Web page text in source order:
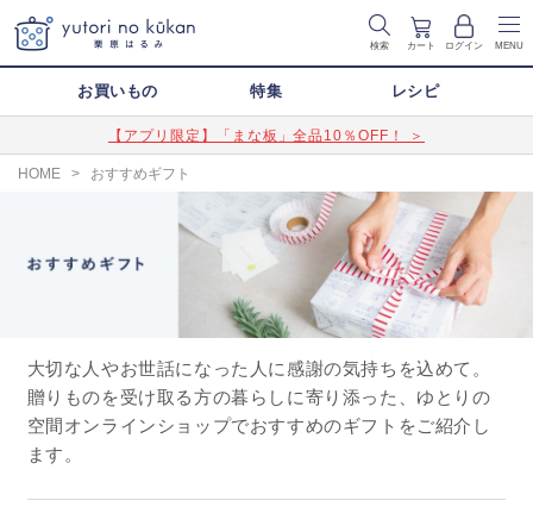
検索 カート ログイン MENU
お買いもの 特集 レシピ
【アプリ限定】「まな板」全品10％OFF！ ＞
HOME > おすすめギフト
大切な人やお世話になった人に感謝の気持ちを込めて。
贈りものを受け取る方の暮らしに寄り添った、ゆとりの
空間オンラインショップでおすすめのギフトをご紹介し
ます。